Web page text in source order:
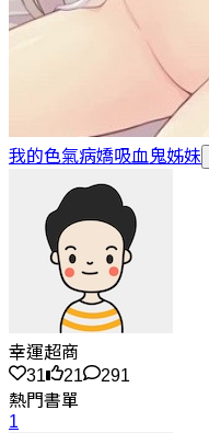
我的色氣病嬌吸血鬼姊妹
幸運超商
31
21
291
熱門書單
1